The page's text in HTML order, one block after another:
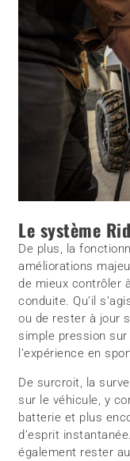
Le système
De plus, la
améliorations
de mieux contrôler
conduite. Qu’il
ou de rester à jour
simple pression
l’expérience en
De surcroit, la
sur le véhicule, y
batterie et plus
d’esprit
également rester